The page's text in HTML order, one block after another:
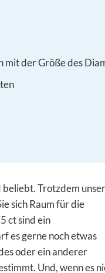
mit der Größe des
Trotzdem unser
sich Raum für die
ct sind ein
es gerne noch etwas
oder ein anderer
Und, wenn es